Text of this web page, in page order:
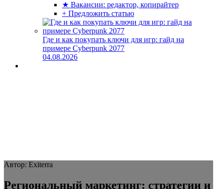
★ Вакансии: редактор, копирайтер
+ Предложить статью
Где и как покупать ключи для игр: гайд на
примере Cyberpunk 2077
04.08.2026
Автор: Exiterra
Региональный маркетинг: стратегии и